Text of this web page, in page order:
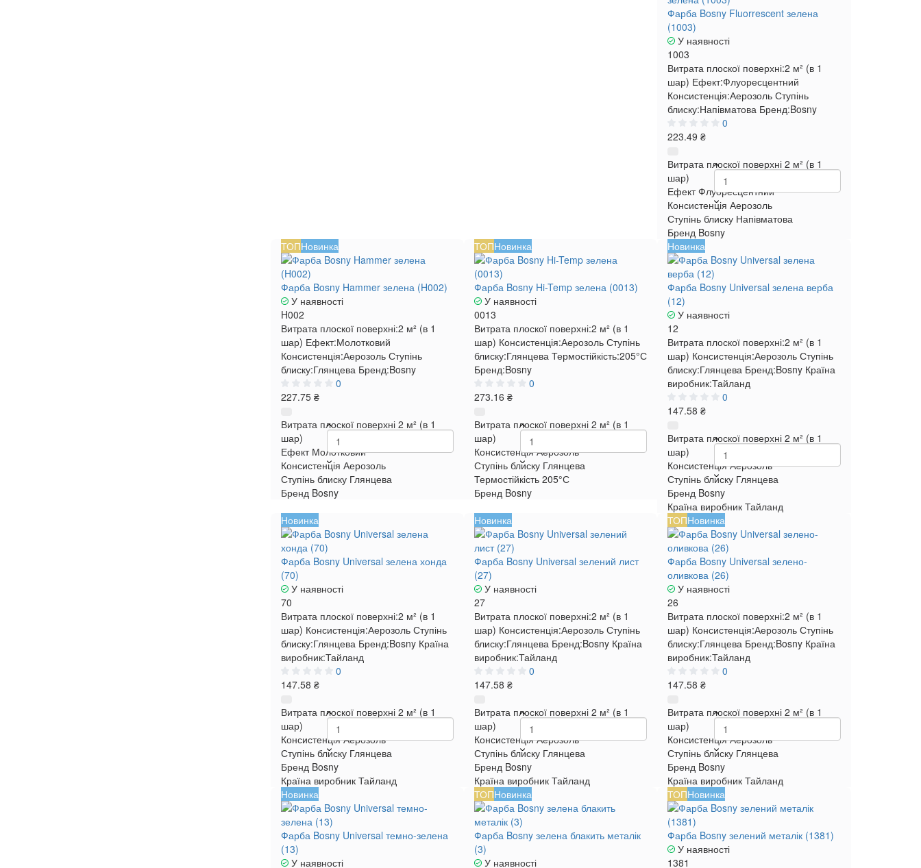
Фарба Bosny Fluorrescent зелена
(1003)
У наявності
1003
Витрата плоскої поверхні:2 м² (в 1
шар) Ефект:Флуоресцентний
Консистенція:Аерозоль Ступінь
блиску:Напівматова Бренд:Bosny
0
223.49 ₴
Витрата плоскої поверхні 2 м² (в 1
шар)
Ефект Флуоресцентний
Консистенція Аерозоль
Ступінь блиску Напівматова
Бренд Bosny
ТОПНовинка
Фарба Bosny Hammer зелена (H002)
У наявності
H002
Витрата плоскої поверхні:2 м² (в 1
шар) Ефект:Молотковий
Консистенція:Аерозоль Ступінь
блиску:Глянцева Бренд:Bosny
0
227.75 ₴
Витрата плоскої поверхні 2 м² (в 1
шар)
Ефект Молотковий
Консистенція Аерозоль
Ступінь блиску Глянцева
Бренд Bosny
ТОПНовинка
Фарба Bosny Hi-Temp зелена (0013)
У наявності
0013
Витрата плоскої поверхні:2 м² (в 1
шар) Консистенція:Аерозоль Ступінь
блиску:Глянцева Термостійкість:205°С
Бренд:Bosny
0
273.16 ₴
Витрата плоскої поверхні 2 м² (в 1
шар)
Консистенція Аерозоль
Ступінь блиску Глянцева
Термостійкість 205°С
Бренд Bosny
Новинка
Фарба Bosny Universal зелена верба
(12)
У наявності
12
Витрата плоскої поверхні:2 м² (в 1
шар) Консистенція:Аерозоль Ступінь
блиску:Глянцева Бренд:Bosny Країна
виробник:Тайланд
0
147.58 ₴
Витрата плоскої поверхні 2 м² (в 1
шар)
Консистенція Аерозоль
Ступінь блиску Глянцева
Бренд Bosny
Країна виробник Тайланд
Новинка
Фарба Bosny Universal зелена хонда
(70)
У наявності
70
Витрата плоскої поверхні:2 м² (в 1
шар) Консистенція:Аерозоль Ступінь
блиску:Глянцева Бренд:Bosny Країна
виробник:Тайланд
0
147.58 ₴
Витрата плоскої поверхні 2 м² (в 1
шар)
Консистенція Аерозоль
Ступінь блиску Глянцева
Бренд Bosny
Країна виробник Тайланд
Новинка
Фарба Bosny Universal зелений лист
(27)
У наявності
27
Витрата плоскої поверхні:2 м² (в 1
шар) Консистенція:Аерозоль Ступінь
блиску:Глянцева Бренд:Bosny Країна
виробник:Тайланд
0
147.58 ₴
Витрата плоскої поверхні 2 м² (в 1
шар)
Консистенція Аерозоль
Ступінь блиску Глянцева
Бренд Bosny
Країна виробник Тайланд
ТОПНовинка
Фарба Bosny Universal зелено-
оливкова (26)
У наявності
26
Витрата плоскої поверхні:2 м² (в 1
шар) Консистенція:Аерозоль Ступінь
блиску:Глянцева Бренд:Bosny Країна
виробник:Тайланд
0
147.58 ₴
Витрата плоскої поверхні 2 м² (в 1
шар)
Консистенція Аерозоль
Ступінь блиску Глянцева
Бренд Bosny
Країна виробник Тайланд
Новинка
Фарба Bosny Universal темно-зелена
(13)
У наявності
ТОПНовинка
Фарба Bosny зелена блакить металік
(3)
У наявності
ТОПНовинка
Фарба Bosny зелений металік (1381)
У наявності
1381